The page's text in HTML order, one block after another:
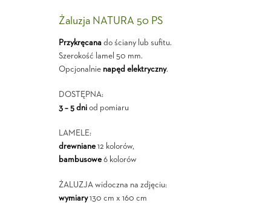
Żaluzja NATURA 50 PS
Przykręcanado ściany lub sufitu.
Szerokość lamel 50 mm.
Opcjonalnie napęd elektryczny.
DOSTĘPNA:
3 – 5 dniod pomiaru
LAMELE:
drewniane12 kolorów,
bambusowe6 kolorów
ŻALUZJA widoczna na zdjęciu:
wymiary130 cm x 160 cm